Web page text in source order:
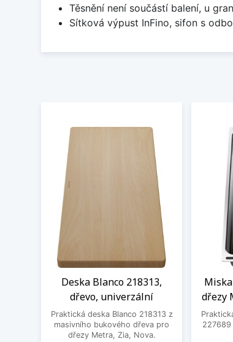
Těsnění není součástí balení, u
Sítková výpust InFino, sifon s
Deska Blanco 218313,
dřevo, univerzální
Praktická deska Blanco 218313 z
masivního bukového dřeva pro
dřezy Metra, Zia, Nova.
dřezy
227689